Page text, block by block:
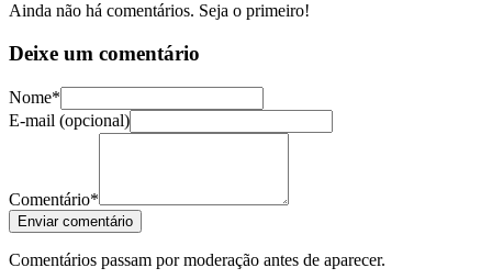
Ainda não há comentários. Seja o primeiro!
Deixe um comentário
Nome*
E-mail (opcional)
Comentário*
Enviar comentário
Comentários passam por moderação antes de aparecer.